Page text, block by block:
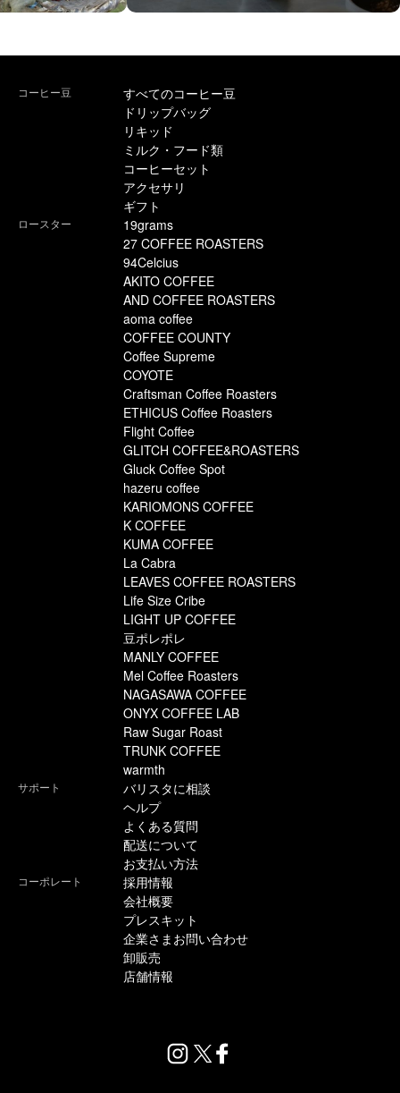
コーヒー豆
すべてのコーヒー豆
ドリップバッグ
リキッド
ミルク・フード類
コーヒーセット
アクセサリ
ギフト
ロースター
19grams
27 COFFEE ROASTERS
94Celcius
AKITO COFFEE
AND COFFEE ROASTERS
aoma coffee
COFFEE COUNTY
Coffee Supreme
COYOTE
Craftsman Coffee Roasters
ETHICUS Coffee Roasters
Flight Coffee
GLITCH COFFEE&ROASTERS
Gluck Coffee Spot
hazeru coffee
KARIOMONS COFFEE
K COFFEE
KUMA COFFEE
La Cabra
LEAVES COFFEE ROASTERS
Life Size Cribe
LIGHT UP COFFEE
豆ポレポレ
MANLY COFFEE
Mel Coffee Roasters
NAGASAWA COFFEE
ONYX COFFEE LAB
Raw Sugar Roast
TRUNK COFFEE
warmth
サポート
バリスタに相談
ヘルプ
よくある質問
配送について
お支払い方法
コーポレート
採用情報
会社概要
プレスキット
企業さまお問い合わせ
卸販売
店舗情報